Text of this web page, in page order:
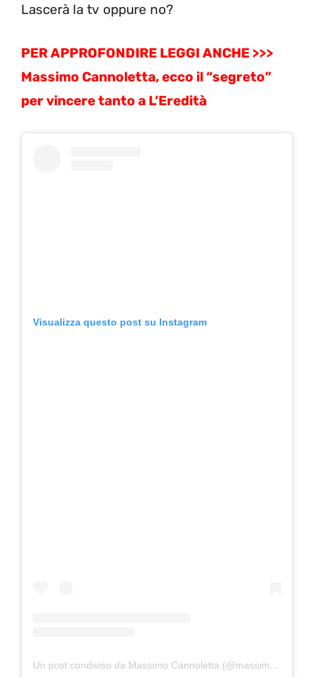
Lascerà la tv oppure no?
PER APPROFONDIRE LEGGI ANCHE >>>
Massimo Cannoletta, ecco il “segreto”
per vincere tanto a L’Eredità
Visualizza questo post su Instagram
Un post condiviso da Massimo Cannoletta (@massimo20.it)